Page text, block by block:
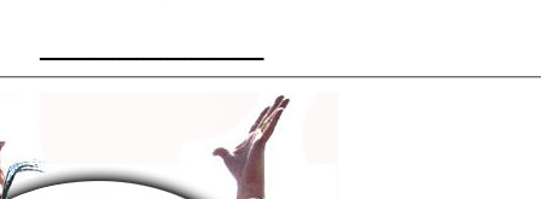
ـــــــــــــــــــــــــــــــــــــ